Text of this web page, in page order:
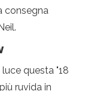
consegna
questa "18
ruvida in